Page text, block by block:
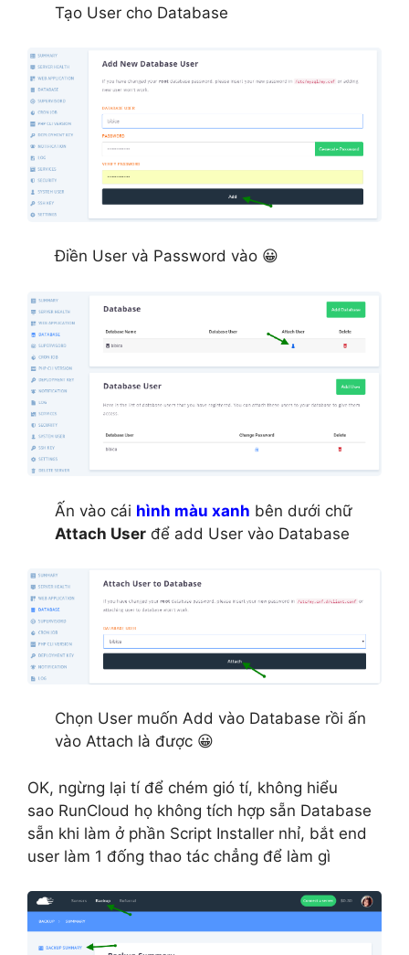
Tạo User cho Database
Điền User và Password vào 😀
Ấn vào cái hình màu xanh bên dưới chữ
Attach User để add User vào Database
Chọn User muốn Add vào Database rồi ấn
vào Attach là được 😀
OK, ngừng lại tí để chém gió tí, không hiểu
sao RunCloud họ không tích hợp sẵn Database
sẵn khi làm ở phần Script Installer nhỉ, bắt end
user làm 1 đống thao tác chẳng để làm gì